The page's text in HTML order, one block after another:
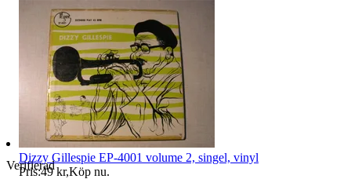
Verifierad
Dizzy Gillespie EP-4001 volume 2, singel, vinyl
Pris:49 kr,Köp nu.